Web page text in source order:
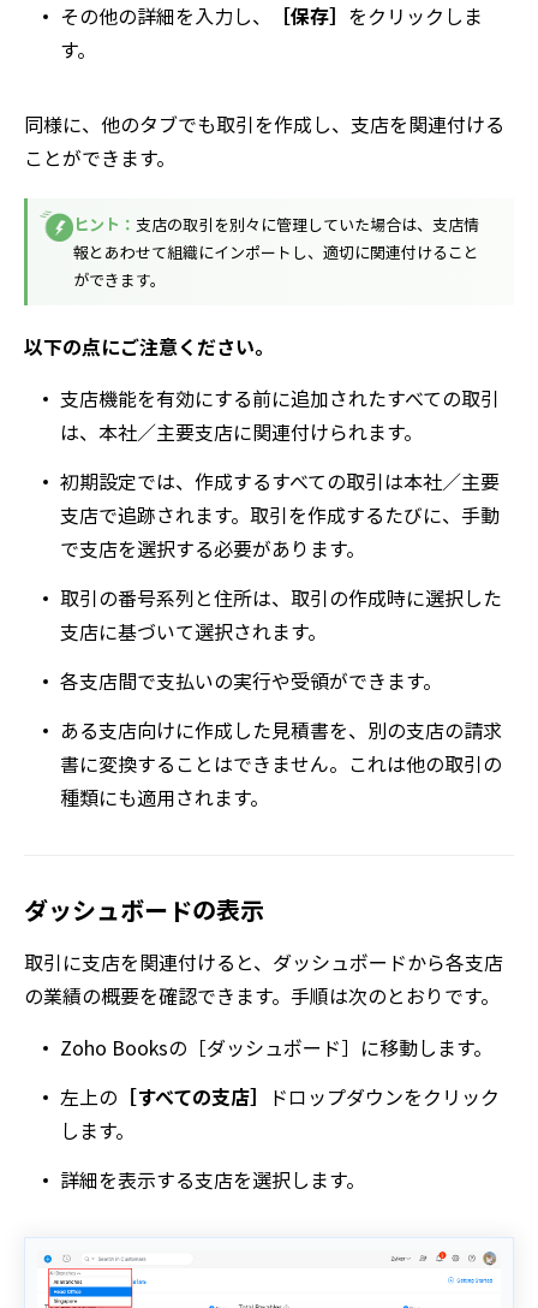
その他の詳細を入力し、 ［保存］ をクリックしま
す。
同様に、他のタブでも取引を作成し、支店を関連付ける
ことができます。
ヒント： 支店の取引を別々に管理していた場合は、支店情
報とあわせて組織にインポートし、適切に関連付けること
ができます。
以下の点にご注意ください。
支店機能を有効にする前に追加されたすべての取引
は、本社／主要支店に関連付けられます。
初期設定では、作成するすべての取引は本社／主要
支店で追跡されます。取引を作成するたびに、手動
で支店を選択する必要があります。
取引の番号系列と住所は、取引の作成時に選択した
支店に基づいて選択されます。
各支店間で支払いの実行や受領ができます。
ある支店向けに作成した見積書を、別の支店の請求
書に変換することはできません。これは他の取引の
種類にも適用されます。
ダッシュボードの表示
取引に支店を関連付けると、ダッシュボードから各支店
の業績の概要を確認できます。手順は次のとおりです。
Zoho Booksの ［ダッシュボード］ に移動します。
左上の ［すべての支店］
ドロップダウンをクリック
します。
詳細を表示する支店を選択します。